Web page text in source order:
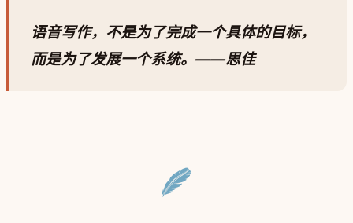
语音写作，不是为了完成一个具体的目标，
而是为了发展一个系统。 ——思佳